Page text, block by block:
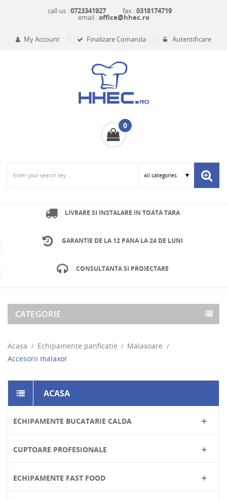
call us :0723341927 fax :0318174719
email :office@hhec.ro
My Account Finalizare Comanda Autentificare
0
LIVRARE SI INSTALARE IN TOATA TARA
GARANTIE DE LA 12 PANA LA 24 DE LUNI
CONSULTANTA SI PROIECTARE
CATEGORIE
Acasa Echipamente panficatie
Malaxoare
Accesorii malaxor
ACASA
ECHIPAMENTE BUCATARIE CALDA 
CUPTOARE PROFESIONALE 
ECHIPAMENTE FAST FOOD 